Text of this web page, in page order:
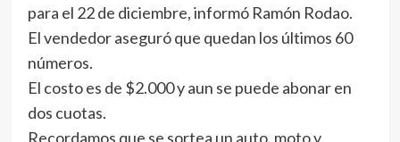
para el 22 de diciembre, informó Ramón Rodao.
El vendedor aseguró que quedan los últimos 60
números.
El costo es de $2.000 y aun se puede abonar en
dos cuotas.
Recordamos que se sortea un auto, moto y